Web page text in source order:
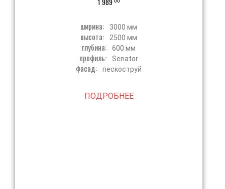
1 989
ширина: 3000 мм
высота: 2500 мм
глубина: 600 мм
профиль: Senator
фасад: пескоструй
ПОДРОБНЕЕ